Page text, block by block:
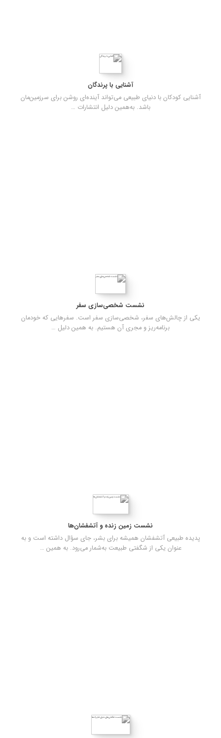
آشنایی با پرندگان
آشنایی کودکان با دنیای طبیعی می‌تواند آینده‌ای روشن برای سرزمین‌مان
باشد. به‌همین دلیل انتشارات …
نشست شخصی‌سازی سفر
یکی از چالش‌های سفر، شخصی‌سازی سفر است. سفرهایی که خودمان
برنامه‌ریز و مجری آن هستیم. به همین دلیل …
نشست زمین زنده و آتشفشان‌ها
پدیده طبیعی آتشفشان همیشه برای بشر، جای سؤال داشته است و به
عنوان یکی از شگفتی طبیعت به‌شمار می‌رود. به همین …